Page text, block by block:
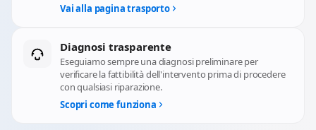
Vai alla pagina trasporto
Diagnosi trasparente
Eseguiamo sempre una diagnosi preliminare per
verificare la fattibilità dell'intervento prima di procedere
con qualsiasi riparazione.
Scopri come funziona